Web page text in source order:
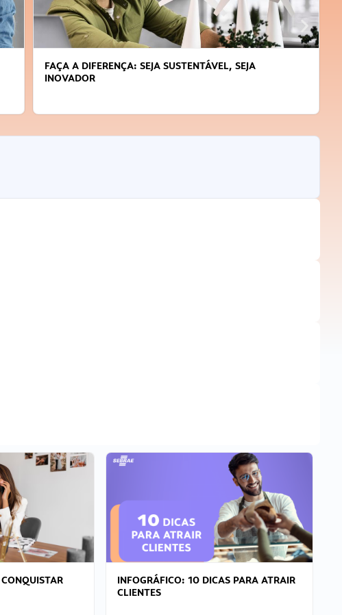
FAÇA A DIFERENÇA: SEJA SUSTENTÁVEL, SEJA
INOVADOR
INFOGRÁFICO: 10 DICAS PARA ATRAIR
CLIENTES